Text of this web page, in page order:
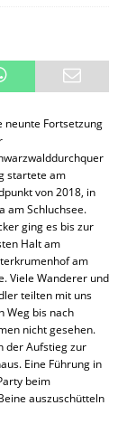
neunte Fortsetzung
startete am
von 2018, in
am Schluchsee.
ging es bis zur
Halt am
am
Viele Wanderer und
teilten mit uns
Weg bis nach
nicht gesehen.
der Aufstieg zur
Eine Führung in
beim
auszuschütteln